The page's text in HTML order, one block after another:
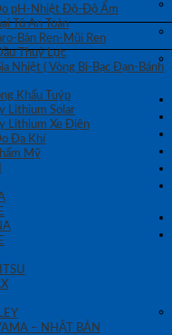
pH-Nhiệt Độ-Độ Ẩm
Tủ An Toàn
Bàn Ren-Mũi Ren
Thuỷ Lực
Nhiệt ( Vòng Bi-Bạc Đạn-Bánh
Khẩu Tuýp
Lithium Solar
Lithium Xe Điện
Đa Khí
Mỹ
– NHẬT BẢN